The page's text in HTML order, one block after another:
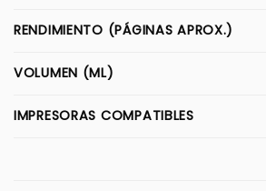
RENDIMIENTO (PÁGINAS APROX.)
VOLUMEN (ML)
IMPRESORAS COMPATIBLES